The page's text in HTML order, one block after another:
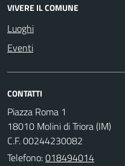
VIVERE IL COMUNE
Luoghi
Eventi
CONTATTI
Piazza Roma 1
18010 Molini di Triora (IM)
C.F. 00244230082
Telefono:018494014